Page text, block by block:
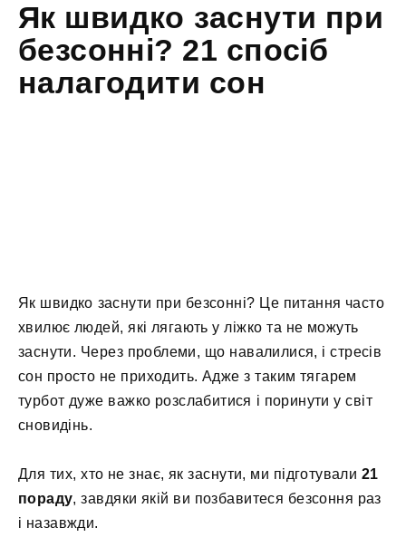
Як швидко заснути при
безсонні? 21 спосіб
налагодити сон
Як швидко заснути при безсонні? Це питання часто
хвилює людей, які лягають у ліжко та не можуть
заснути. Через проблеми, що навалилися, і стресів
сон просто не приходить. Адже з таким тягарем
турбот дуже важко розслабитися і поринути у світ
сновидінь.
Для тих, хто не знає, як заснути, ми підготували 21
пораду, завдяки якій ви позбавитеся безсоння раз
і назавжди.